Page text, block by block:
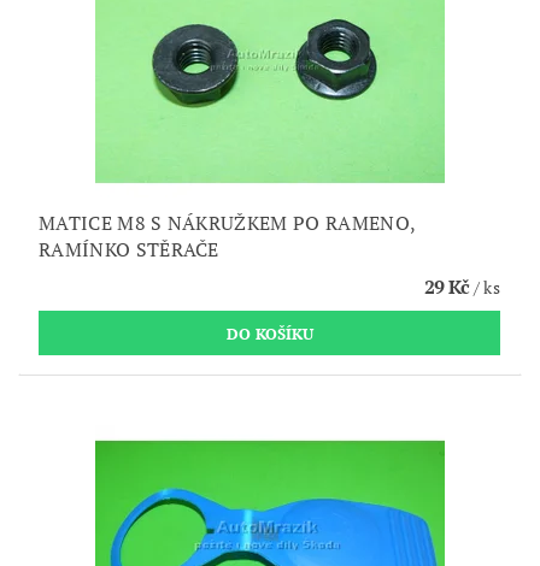
MATICE M8 S NÁKRUŽKEM PO RAMENO,
RAMÍNKO STĚRAČE
29 Kč/ ks